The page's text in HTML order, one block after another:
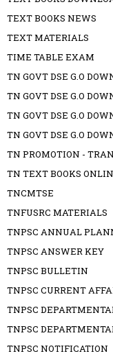
TEXT BOOKS NEWS
TEXT MATERIALS
TIME TABLE EXAM
TN GOVT DSE G.O
TN GOVT DSE G.O
TN GOVT DSE G.O
TN GOVT DSE G.O
TN PROMOTION -
TN TEXT BOOKS
TNCMTSE
TNFUSRC MATERIALS
TNPSC ANNUAL
TNPSC ANSWER KEY
TNPSC BULLETIN
TNPSC CURRENT
TNPSC
TNPSC
TNPSC NOTIFICATION